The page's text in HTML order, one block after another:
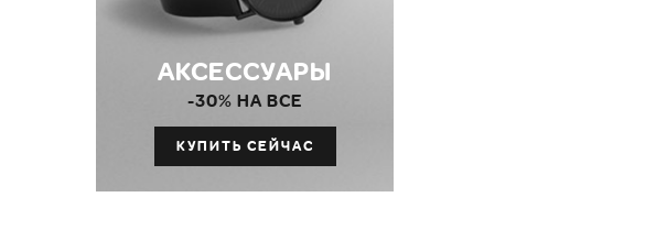
АКСЕССУАРЫ
-30% НА ВСЕ
КУПИТЬ СЕЙЧАС